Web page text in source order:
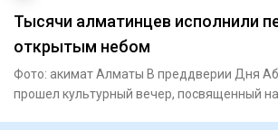
Тысячи алматинцев исполнили
открытым небом
Фото: акимат Алматы В преддверии Дня
прошел культурный вечер, посвященный